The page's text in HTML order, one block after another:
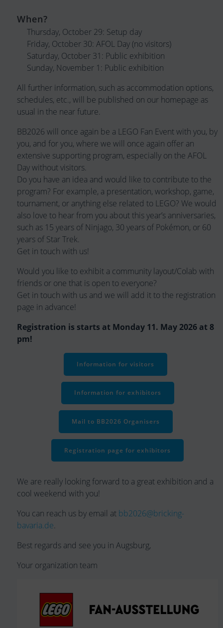
When?
Thursday, October 29: Setup day
Friday, October 30: AFOL Day (no visitors)
Saturday, October 31: Public exhibition
Sunday, November 1: Public exhibition
All further information, such as accommodation options,
schedules, etc., will be published on our homepage as
usual in the near future.
BB2026 will once again be a LEGO Fan Event with you, by
you, and for you, where we will once again offer an
extensive supporting program, especially on the AFOL
Day without visitors.
Do you have an idea and would like to contribute to the
program? For example, a presentation, workshop, game,
tournament, or anything else related to LEGO? We would
also love to hear from you about this year’s anniversaries,
such as 15 years of Ninjago, 30 years of Pokémon, or 60
years of Star Trek.
Get in touch with us!
Would you like to exhibit a community layout/Colab with
friends or one that is open to everyone?
Get in touch with us and we will add it to the registration
page in advance!
Registration is starts at Monday 11. May 2026 at 8
pm!
Information for visitors
Information for exhibitors
Mail to BB2026 Organisers
Registration page for exhibitors
We are really looking forward to a great exhibition and a
cool weekend with you!
You can reach us by email at bb2026@bricking-
bavaria.de.
Best regards and see you in Augsburg,
Your organization team